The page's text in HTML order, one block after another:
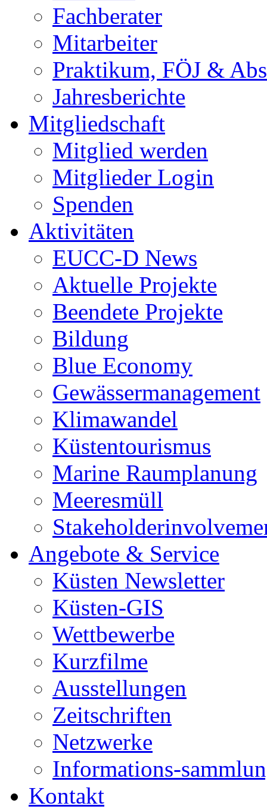
Fachberater
Mitarbeiter
Praktikum, FÖJ &
Jahresberichte
Mitgliedschaft
Mitglied werden
Mitglieder Login
Spenden
Aktivitäten
EUCC-D News
Aktuelle Projekte
Beendete Projekte
Bildung
Blue Economy
Gewässermanagement
Klimawandel
Küstentourismus
Marine Raumplanung
Meeresmüll
Angebote & Service
Küsten Newsletter
Küsten-GIS
Wettbewerbe
Kurzfilme
Ausstellungen
Zeitschriften
Netzwerke
Informations-
Kontakt